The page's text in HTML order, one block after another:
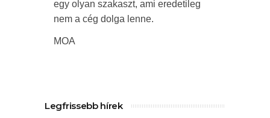
egy olyan szakaszt, ami eredetileg
nem a cég dolga lenne.
MOA
Legfrissebb hírek